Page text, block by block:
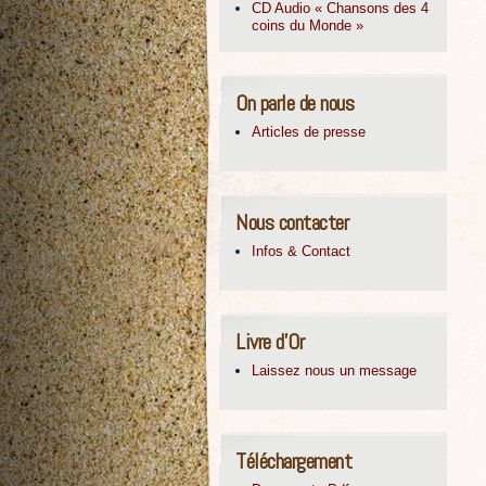
CD Audio « Chansons des 4
coins du Monde »
On parle de nous
Articles de presse
Nous contacter
Infos & Contact
Livre d’Or
Laissez nous un message
Téléchargement